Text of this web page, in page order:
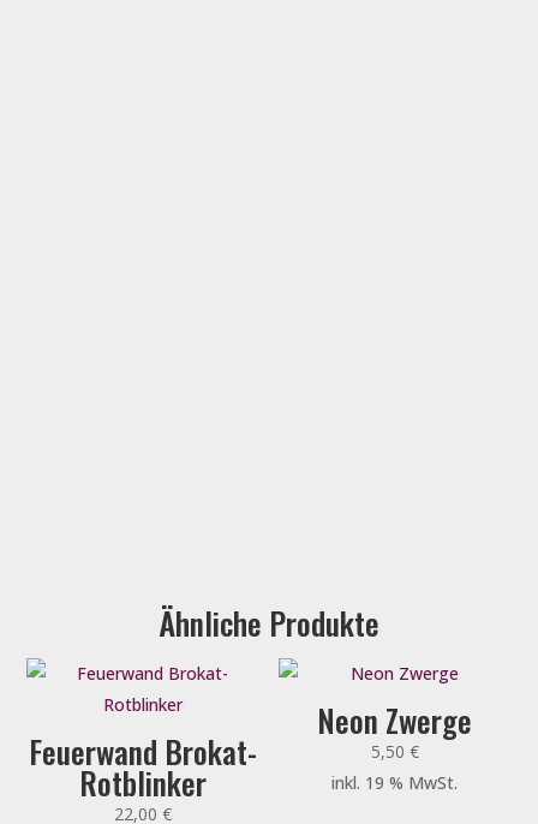
Ähnliche Produkte
Feuerwand Brokat-
Rotblinker
22,00€
Neon Zwerge
5,50 €
inkl. 19 % MwSt.